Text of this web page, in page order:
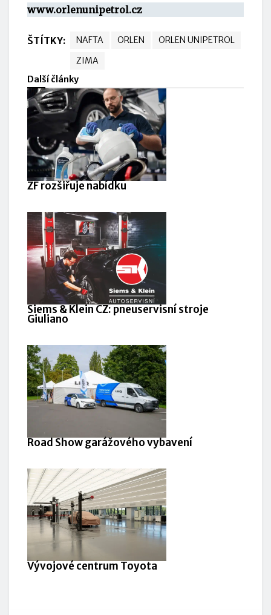
www.orlenunipetrol.cz
ŠTÍTKY: NAFTA ORLEN
ORLEN UNIPETROL
ZIMA
Další články
ZF rozšiřuje nabídku
Siems & Klein CZ: pneuservisní stroje
Giuliano
Road Show garážového vybavení
Vývojové centrum Toyota